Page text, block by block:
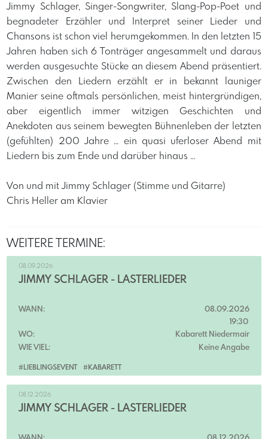
​Jimmy Schlager, Singer-Songwriter, Slang-Pop-Poet und
begnadeter Erzähler und Interpret seiner Lieder und
Chansons ist schon viel herumgekommen. In den letzten 15
Jahren haben sich 6 Tonträger angesammelt und daraus
werden ausgesuchte Stücke an diesem Abend präsentiert.
Zwischen den Liedern erzählt er in bekannt launiger
Manier seine oftmals persönlichen, meist hintergründigen,
aber eigentlich immer witzigen Geschichten und
Anekdoten aus seinem bewegten Bühnenleben der letzten
(gefühlten) 200 Jahre … ein quasi uferloser Abend mit
Liedern bis zum Ende und darüber hinaus …
Von und mit Jimmy Schlager (Stimme und Gitarre)
Chris Heller am Klavier
WEITERE TERMINE:
#LIEBLINGSEVENT #KABARETT
08.09.2026
JIMMY SCHLAGER - LÄSTERLIEDER
WANN:
08.09.2026
19:30
WO:
Kabarett Niedermair
WIE VIEL:
Keine Angabe
08.12.2026
JIMMY SCHLAGER - LÄSTERLIEDER